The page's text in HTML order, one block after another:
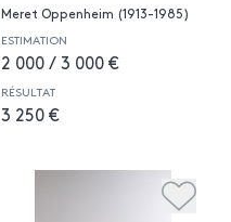
Meret Oppenheim (1913-1985)
ESTIMATION
2 000 / 3 000 €
RÉSULTAT
3 250 €